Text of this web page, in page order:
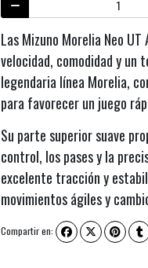
Las Mizuno Morelia Neo
velocidad, comodidad y un
legendaria línea Morelia,
para favorecer un juego
Su parte superior suave
control, los pases y la
excelente tracción y
movimientos ágiles y
Compartir en: